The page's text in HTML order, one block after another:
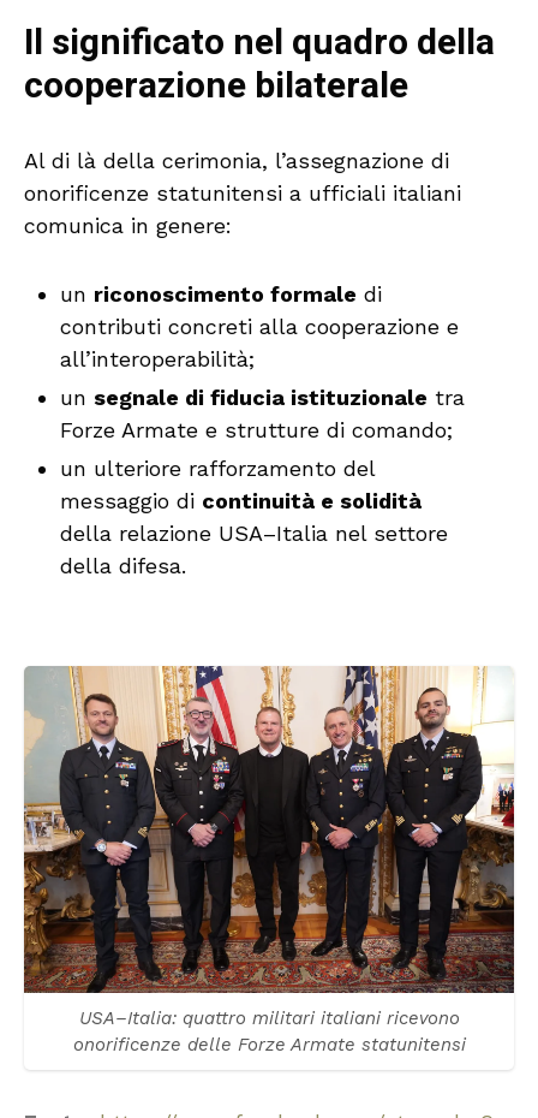
Il significato nel quadro della
cooperazione bilaterale
Al di là della cerimonia, l’assegnazione di
onorificenze statunitensi a ufficiali italiani
comunica in genere:
un riconoscimento formale di
contributi concreti alla cooperazione e
all’interoperabilità;
un segnale di fiducia istituzionale tra
Forze Armate e strutture di comando;
un ulteriore rafforzamento del
messaggio di continuità e solidità
della relazione USA–Italia nel settore
della difesa.
USA–Italia: quattro militari italiani ricevono
onorificenze delle Forze Armate statunitensi